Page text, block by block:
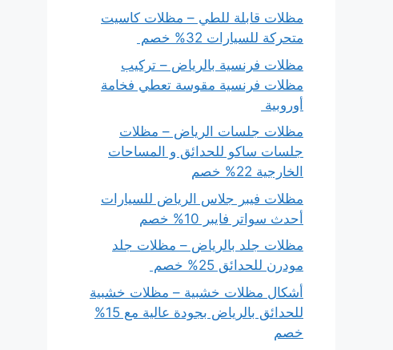
مظلات قابلة للطي – مظلات كاسيت
متحركة للسيارات 32% خصم
مظلات فرنسية بالرياض – تركيب
مظلات فرنسية مقوسة تعطي فخامة
أوروبية
مظلات جلسات الرياض – مظلات
جلسات ساكو للحدائق و المساحات
الخارجية 22% خصم
مظلات فيبر جلاس الرياض للسيارات
أحدث سواتر فايبر 10% خصم
مظلات جلد بالرياض – مظلات جلد
مودرن للحدائق 25% خصم
أشكال مظلات خشبية – مظلات خشبية
للحدائق بالرياض بجودة عالية مع 15%
خصم